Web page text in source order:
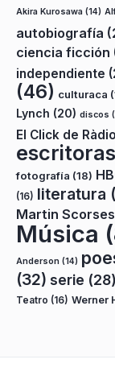
Akira Kurosawa (14)
autobiografía
ciencia ficción
independiente
(46) culturaca
Lynch (20) discos
El Click de
escritoras
fotografía (18)
(16) literatura
Martin
Música
Anderson (14)
(32) serie (28)
Teatro (16) Werner